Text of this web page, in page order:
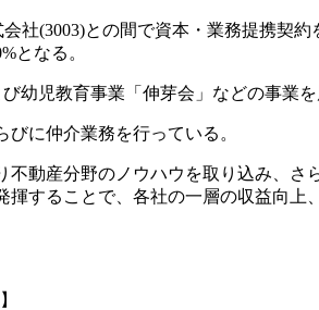
社(3003)との間で資本・業務提携契
となる。
幼児教育事業「伸芽会」などの事業を
に仲介業務を行っている。
動産分野のノウハウを取り込み、さ
することで、各社の一層の収益向上
】